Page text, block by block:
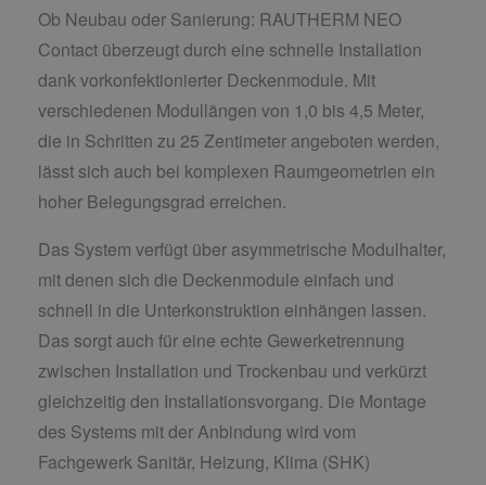
Ob Neubau oder Sanierung: RAUTHERM NEO
Contact überzeugt durch eine schnelle Installation
dank vorkonfektionierter Deckenmodule. Mit
verschiedenen Modullängen von 1,0 bis 4,5 Meter,
die in Schritten zu 25 Zentimeter angeboten werden,
lässt sich auch bei komplexen Raumgeometrien ein
hoher Belegungsgrad erreichen.
Das System verfügt über asymmetrische Modulhalter,
mit denen sich die Deckenmodule einfach und
schnell in die Unterkonstruktion einhängen lassen.
Das sorgt auch für eine echte Gewerketrennung
zwischen Installation und Trockenbau und verkürzt
gleichzeitig den Installationsvorgang. Die Montage
des Systems mit der Anbindung wird vom
Fachgewerk Sanitär, Heizung, Klima (SHK)